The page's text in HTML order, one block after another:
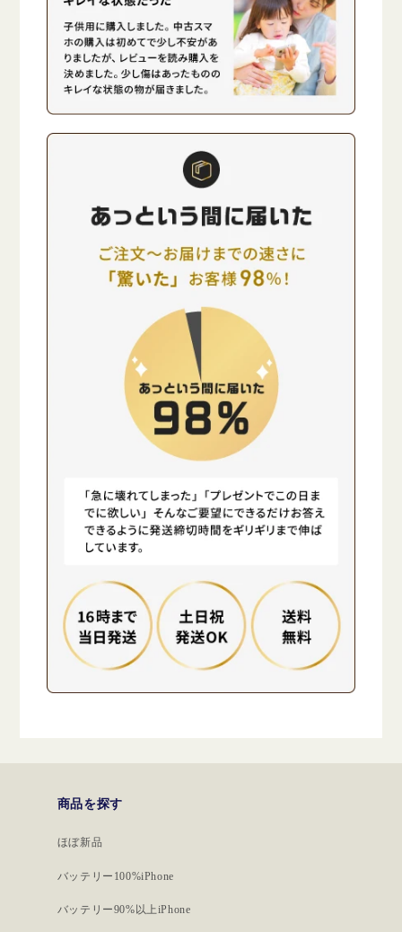
商品を探す
ほぼ新品
バッテリー100%iPhone
バッテリー90%以上iPhone